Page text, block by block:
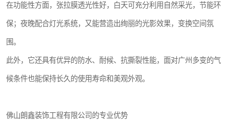
在功能性方面，张拉膜透光性好，白天可充分利用自然采光，节能环
保；夜晚配合灯光系统，又能营造出绚丽的光影效果，变换空间氛
围。
此外，它还具有优异的防水、耐候、抗撕裂性能，面对广州多变的气
候条件也能保持长久的使用寿命和美观外观。
佛山朗鑫装饰工程有限公司的专业优势